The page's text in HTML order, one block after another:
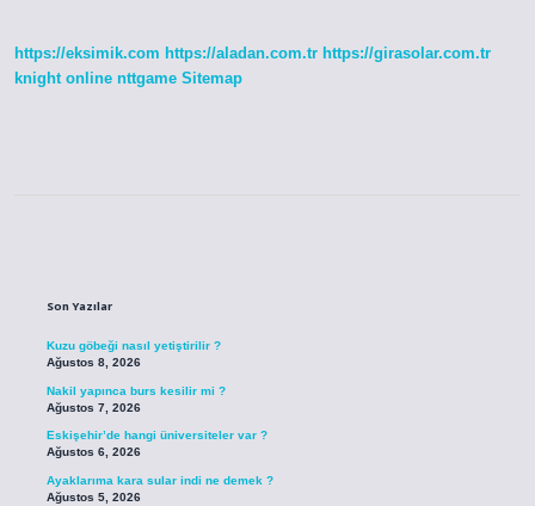
https://eksimik.com https://aladan.com.tr https://girasolar.com.tr
knight online nttgame Sitemap
Son Yazılar
Kuzu göbeği nasıl yetiştirilir ?
Ağustos 8, 2026
Nakil yapınca burs kesilir mi ?
Ağustos 7, 2026
Eskişehir’de hangi üniversiteler var ?
Ağustos 6, 2026
Ayaklarıma kara sular indi ne demek ?
Ağustos 5, 2026